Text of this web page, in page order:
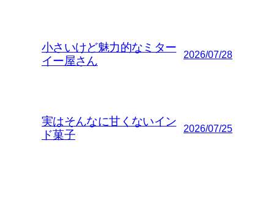
小さいけど魅力的なミター
イー屋さん
2026/07/28
実はそんなに甘くないイン
ド菓子
2026/07/25